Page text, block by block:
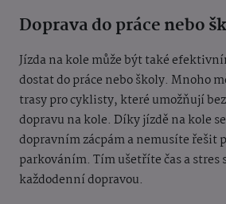
Doprava do práce nebo
Jízda na kole může být také
dostat do práce nebo školy. Mnoho
trasy pro cyklisty, které umožňují
dopravu na kole. Díky jízdě na kole
dopravním zácpám a nemusíte řešit
parkováním. Tím ušetříte čas a stres
každodenní dopravou.